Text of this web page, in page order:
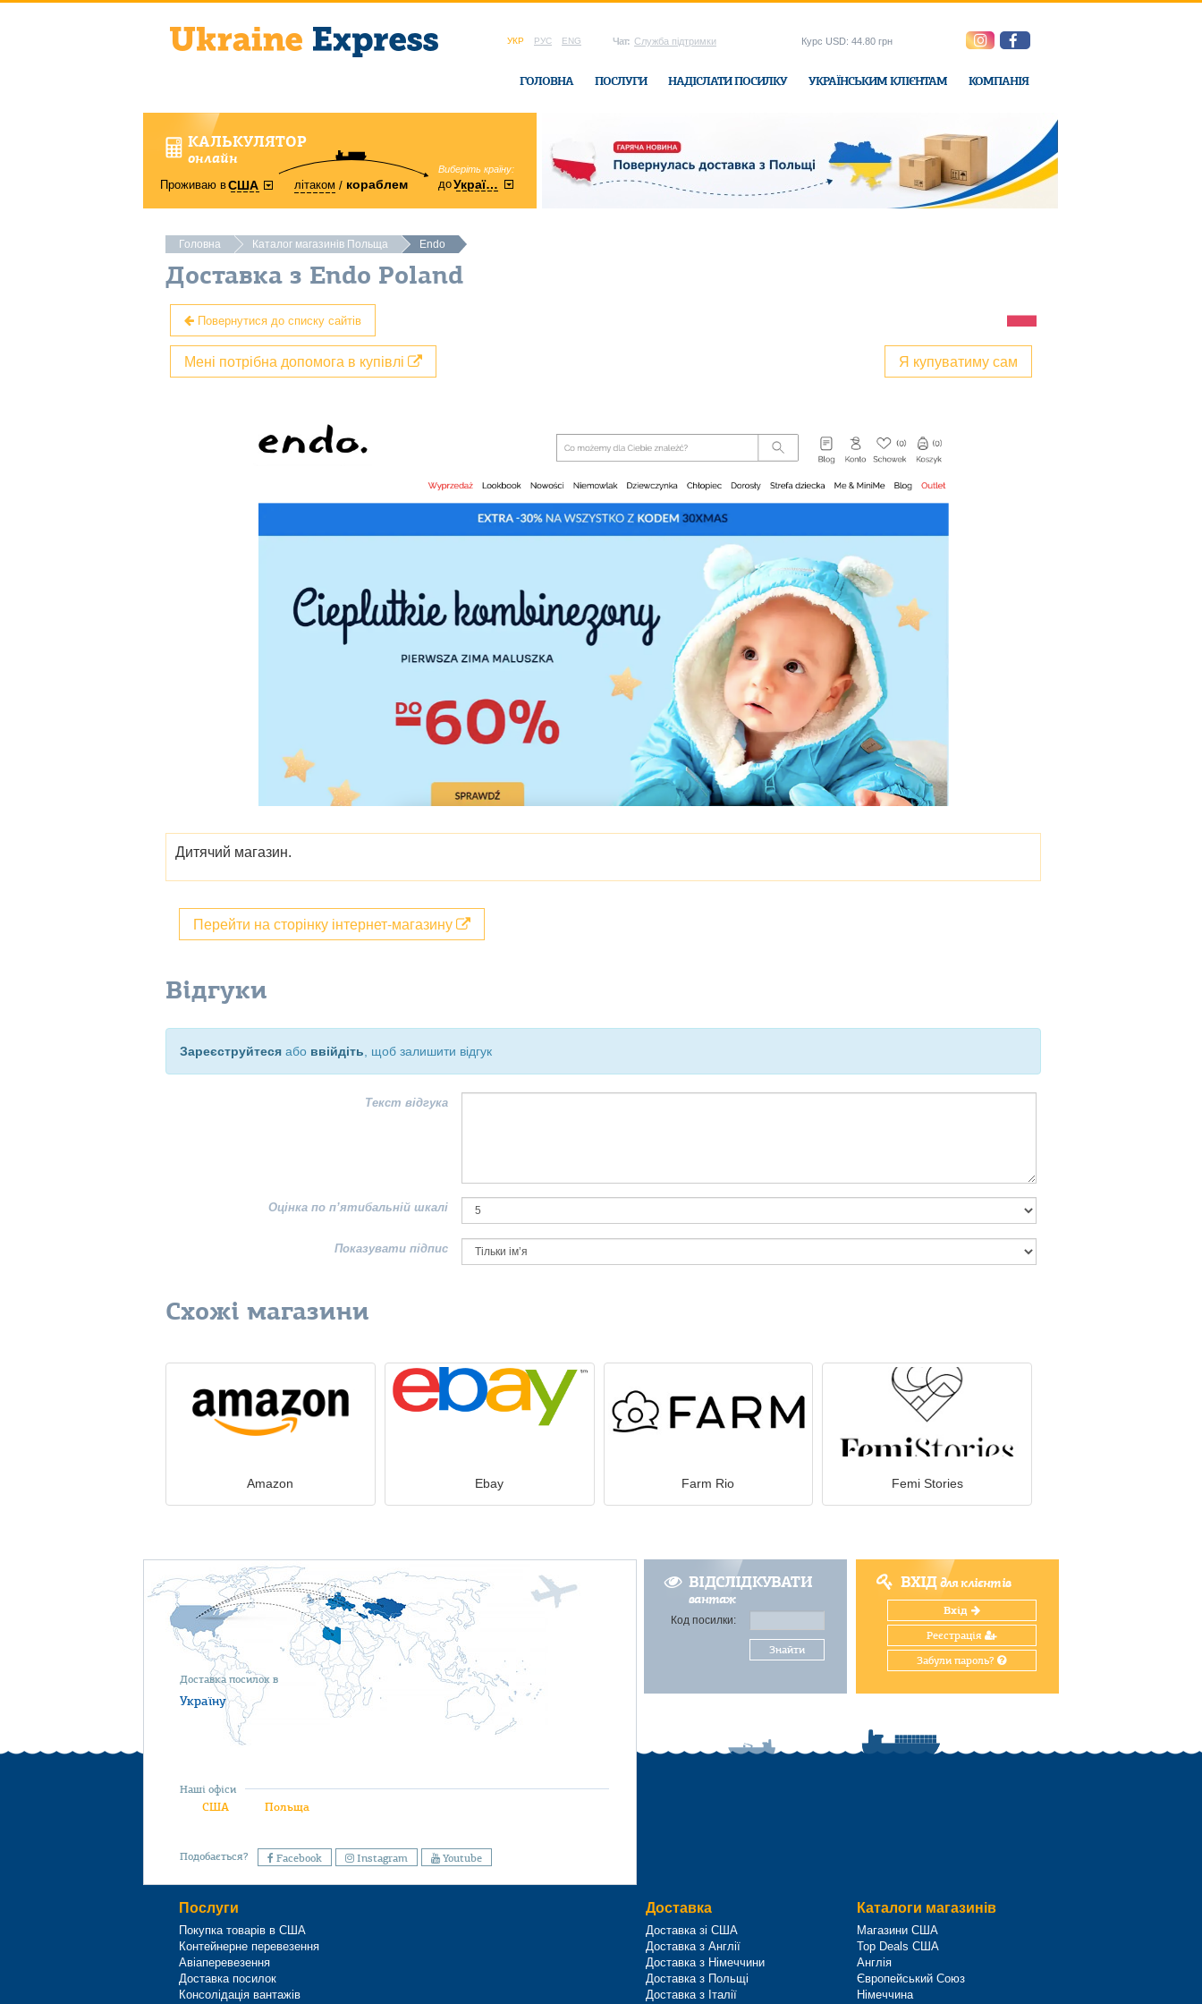
УКР РУС ENG Чат: Служба підтримки
ГОЛОВНА ПОСЛУГИ НАДІСЛАТИ ПОСИЛКУ УКРАЇНСЬКИМ КЛІЄНТАМ КОМПАНІЯ
Курс USD: 44.80 грн
КАЛЬКУЛЯТОР
онлайн
Проживаю вСША літаком кораблем
Виберіть країну:
доУкраїни
область:
Вінницька в офісі Ukraine-Express
Головна Каталог магазинів Польща Endo
Доставка з Endo Poland
Повернутися до списку сайтів
Я купуватиму сам
Мені потрібна допомога в купівлі
Дитячий магазин.
Перейти на сторінку інтернет-магазину
Відгуки
Зареєструйтеся або ввійдіть , щоб залишити відгук
Текст відгука
Оцінка по п’ятибальній шкалі
Показувати підпис
Схожі магазини
Amazon Ebay Farm Rio Femi Stories
ВІДСЛІДКУВАТИ
вантаж
Код посилки:
Знайти
ВХІДдля клієнтів
Вхід
Реєстрація
Забули пароль?
Доставка посилок в
Україну
Наші офіси
США Польща
Подобається? Facebook Instagram Youtube
Послуги
Покупка товарів в США
Контейнерне перевезення
Авіаперевезення
Доставка посилок
Консолідація вантажів
Доставка
Доставка зі США
Доставка з Англії
Доставка з Німеччини
Доставка з Польщі
Доставка з Італії
Каталоги магазинів
Магазини США
Top Deals США
Англія
Європейський Союз
Німеччина